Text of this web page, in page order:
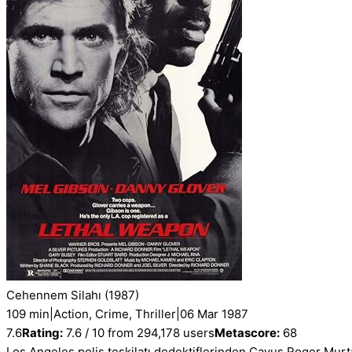
Cehennem Silahı (1987)
109 min Action, Crime, Thriller 06 Mar 1987
7.6Rating: 7.6 / 10 from 294,178 usersMetascore: 68